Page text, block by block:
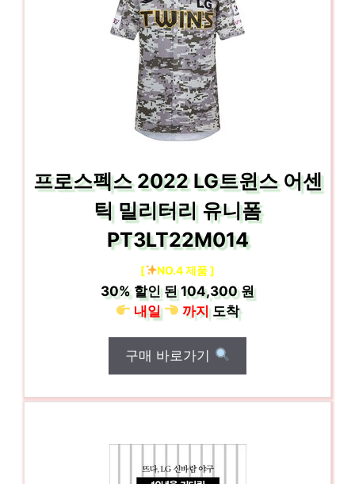
프로스펙스 2022 LG트윈스 어센
틱 밀리터리 유니폼
PT3LT22M014
[ NO.4 제품 ]
30% 할인 된104,300 원
내일
까지도착
구매 바로가기